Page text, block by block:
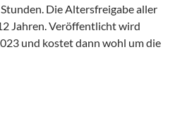
Die Altersfreigabe aller
Jahren. Veröffentlicht wird
und kostet dann wohl um die